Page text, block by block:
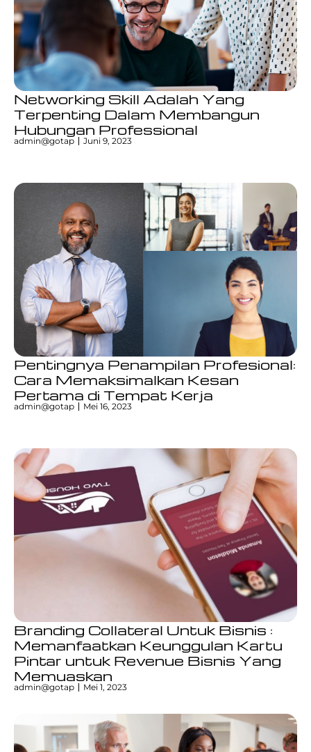
Networking Skill Adalah Yang
Terpenting Dalam Membangun
Hubungan Professional
admin@gotap Juni 9, 2023
Pentingnya Penampilan Profesional:
Cara Memaksimalkan Kesan
Pertama di Tempat Kerja
admin@gotap Mei 16, 2023
Branding Collateral Untuk Bisnis :
Memanfaatkan Keunggulan Kartu
Pintar untuk Revenue Bisnis Yang
Memuaskan
admin@gotap Mei 1, 2023